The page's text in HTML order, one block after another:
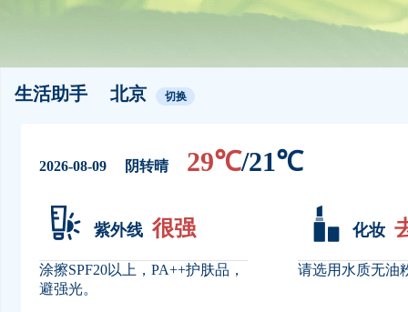
生活助手 北京 切换
2026-08-09 阴转晴 29℃/21℃
紫外线 很强
涂擦SPF20以上，PA++护肤品，
避强光。
化妆
请选用水质无油